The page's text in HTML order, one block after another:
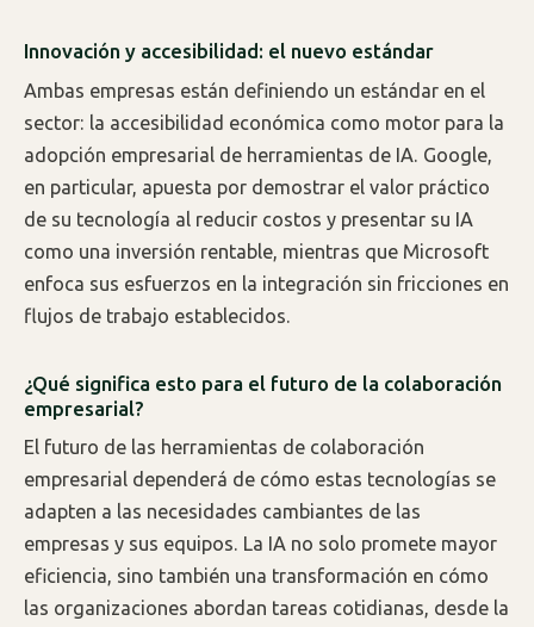
Innovación y accesibilidad: el nuevo estándar
Ambas empresas están definiendo un estándar en el
sector: la accesibilidad económica como motor para la
adopción empresarial de herramientas de IA. Google,
en particular, apuesta por demostrar el valor práctico
de su tecnología al reducir costos y presentar su IA
como una inversión rentable, mientras que Microsoft
enfoca sus esfuerzos en la integración sin fricciones en
flujos de trabajo establecidos.
¿Qué significa esto para el futuro de la colaboración
empresarial?
El futuro de las herramientas de colaboración
empresarial dependerá de cómo estas tecnologías se
adapten a las necesidades cambiantes de las
empresas y sus equipos. La IA no solo promete mayor
eficiencia, sino también una transformación en cómo
las organizaciones abordan tareas cotidianas, desde la